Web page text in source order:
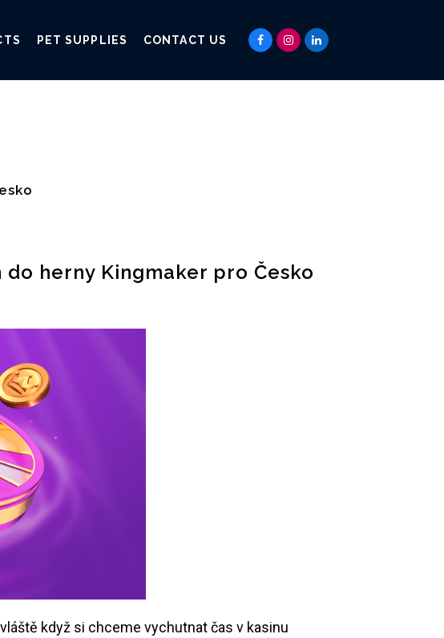
PET SUPPLIES CONTACT US
herny Kingmaker pro Česko
když si chceme vychutnat čas v kasinu